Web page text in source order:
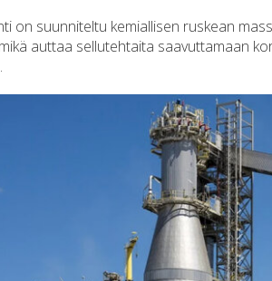
on suunniteltu kemiallisen ruskean
auttaa sellutehtaita saavuttamaan